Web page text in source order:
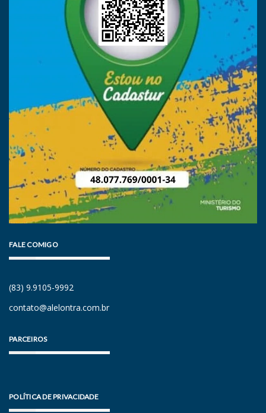
FALE COMIGO
(83) 9.9105-9992
contato@alelontra.com.br
PARCEIROS
POLÍTICA DE PRIVACIDADE